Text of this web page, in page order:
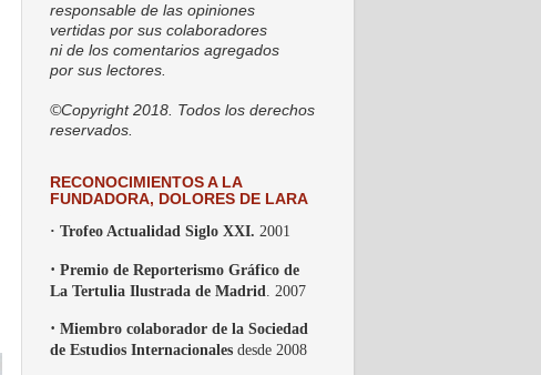
responsable de las opiniones
vertidas por sus colaboradores
ni de los comentarios agregados
por sus lectores.
©Copyright 2018. Todos los derechos
reservados.
RECONOCIMIENTOS A LA
FUNDADORA, DOLORES DE LARA
· Trofeo Actualidad Siglo XXI. 2001
· Premio de Reporterismo Gráfico de
La Tertulia Ilustrada de Madrid . 2007
· Miembro colaborador de la Sociedad
de Estudios Internacionales desde 2008